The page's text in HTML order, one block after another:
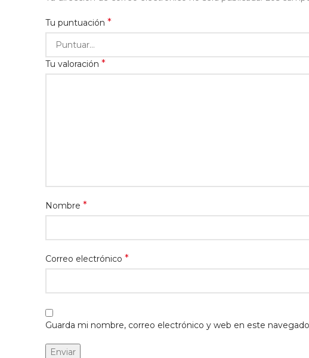
Tu puntuación *
Tu valoración *
Nombre *
Correo electrónico *
Guarda mi nombre, correo electrónico y web en este